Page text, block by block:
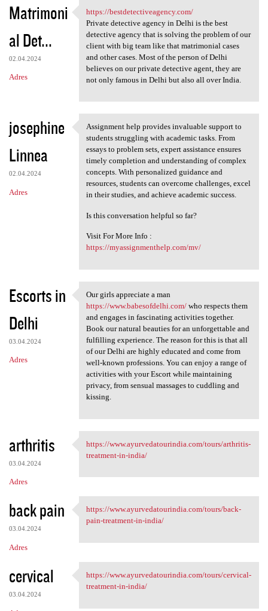
Matrimoni
al Det...
02.04.2024
Adres
https://bestdetectiveagency
https://bestdetectiveagency.com/
Private detective agency in Delhi is the best
detective agency that is solving the problem of our
client with big team like that matrimonial cases
and other cases. Most of the person of Delhi
believes on our private detective agent, they are
not only famous in Delhi but also all over India.
josephine
Linnea
02.04.2024
Adres
Assignment help provides
Assignment help provides invaluable support to
students struggling with academic tasks. From
essays to problem sets, expert assistance ensures
timely completion and understanding of complex
concepts. With personalized guidance and
resources, students can overcome challenges, excel
in their studies, and achieve academic success.
Is this conversation helpful so far?
Visit For More Info :
https://myassignmenthelp.com/mv/
Escorts in
Delhi
03.04.2024
Adres
Our girls appreciate a man
Our girls appreciate a man
https://www.babesofdelhi.com/who respects them
and engages in fascinating activities together.
Book our natural beauties for an unforgettable and
fulfilling experience. The reason for this is that all
of our Delhi are highly educated and come from
well-known professions. You can enjoy a range of
activities with your Escort while maintaining
privacy, from sensual massages to cuddling and
kissing.
arthritis
03.04.2024
Adres
https://www.ayurvedatourindia
https://www.ayurvedatourindia.com/tours/arthritis-
treatment-in-india/
back pain
03.04.2024
Adres
https://www.ayurvedatourindia
https://www.ayurvedatourindia.com/tours/back-
pain-treatment-in-india/
cervical
03.04.2024
https://www.ayurvedatourindia
https://www.ayurvedatourindia.com/tours/cervical-
treatment-in-india/